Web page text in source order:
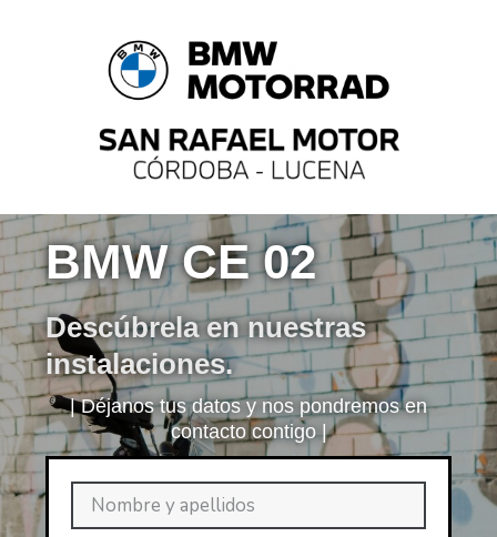
BMW CE 02
Descúbrela en nuestras
instalaciones.
| Déjanos tus datos y nos pondremos en
contacto contigo |